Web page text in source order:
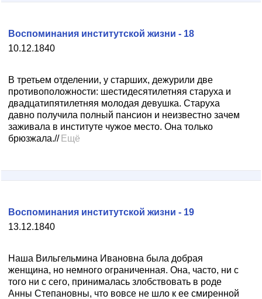
10.12.1840
Воспоминания институтской жизни - 18
В третьем отделении, у старших, дежурили две
противоположности: шестидесятилетняя старуха и
двадцатипятилетняя молодая девушка. Старуха
давно получила полный пансион и неизвестно зачем
заживала в институте чужое место. Она только
брюзжала.// Ещё
13.12.1840
Воспоминания институтской жизни - 19
Наша Вильгельмина Ивановна была добрая
женщина, но немного ограниченная. Она, часто, ни с
того ни с сего, принималась злобствовать в роде
Анны Степановны, что вовсе не шло к ее смиренной